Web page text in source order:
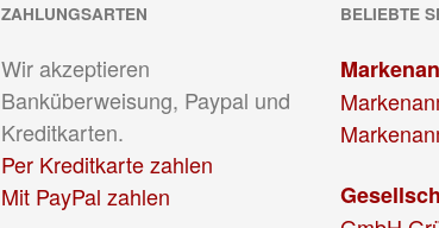
ZAHLUNGSARTEN
Wir akzeptieren
Banküberweisung, Paypal und
Kreditkarten.
Per Kreditkarte zahlen
Mit PayPal zahlen
BELIEBTE